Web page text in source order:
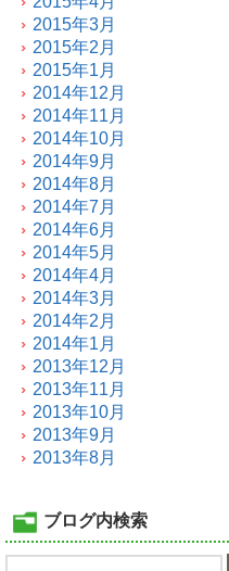
2015年3月
2015年2月
2015年1月
2014年12月
2014年11月
2014年10月
2014年9月
2014年8月
2014年7月
2014年6月
2014年5月
2014年4月
2014年3月
2014年2月
2014年1月
2013年12月
2013年11月
2013年10月
2013年9月
2013年8月
ブログ内検索